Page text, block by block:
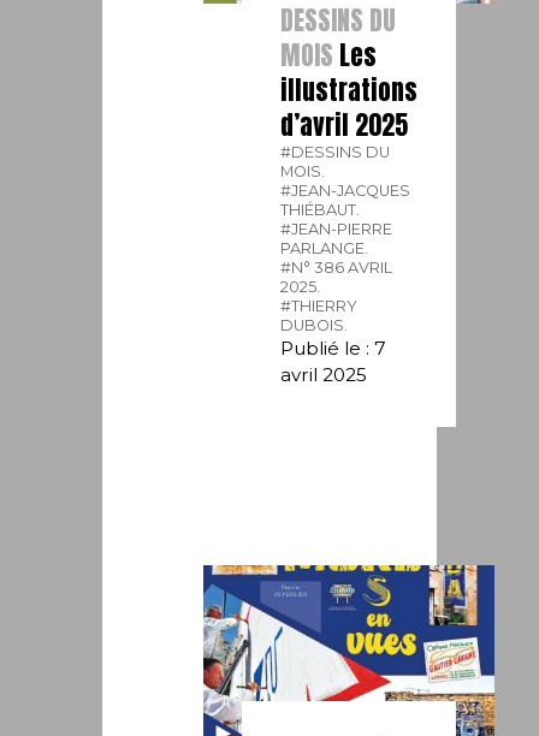
DESSINS DU
MOIS Les
illustrations
d’avril 2025
#DESSINS DU
MOIS.
#JEAN-JACQUES
THIÉBAUT.
#JEAN-PIERRE
PARLANGE.
#N° 386 AVRIL
2025.
#THIERRY
DUBOIS.
Publié le : 7
avril 2025